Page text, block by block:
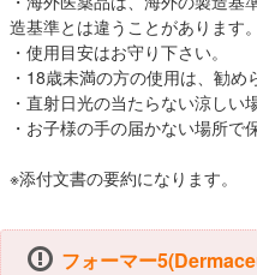
造基準とは違うことがあります。
・使用目安はお守り下さい。
・18歳未満の方の使用は、勧め
・直射日光の当たらない涼しい
・お子様の手の届かない場所で
※添付文書の要約になります。
フォーマー